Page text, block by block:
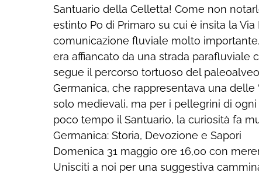
Santuario della Celletta! Come non
estinto Po di Primaro su cui è insita la
comunicazione fluviale molto
era affiancato da una strada parafluviale
segue il percorso tortuoso del
Germanica, che rappresentava una
solo medievali, ma per i pellegrini di ogni
poco tempo il Santuario, la curiosità fa
Germanica: Storia, Devozione e Sapori
Domenica 31 maggio ore 16,00 con
Unisciti a noi per una suggestiva